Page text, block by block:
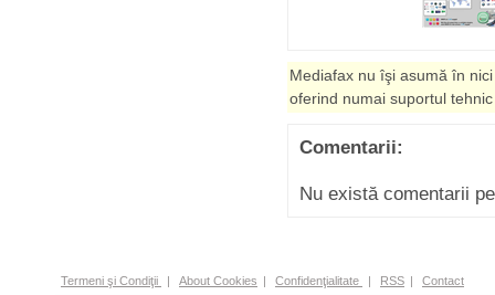
Mediafax nu îşi asumă în
oferind numai suportul
Comentarii:
Nu există comentarii
Termeni şi Condiţii | About Cookies | Confidenţialitate | RSS | Contact